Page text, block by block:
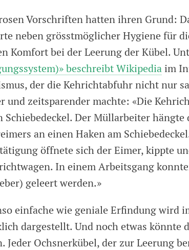
Vorschriften hatten ihren Grund:
neben grösstmöglicher Hygiene für
Komfort bei der Leerung der Kübel.
beschreibt Wikipedia im
der die Kehrichtabfuhr nicht nur
und zeitsparender machte: «Die
Schiebedeckel. Der Müllarbeiter hängte
an einen Haken am
öffnete sich der Eimer, kippte
In einem Arbeitsgang
geleert werden.»
einfache wie geniale Erfindung wird
dargestellt. Und noch etwas könnte
Jeder Ochsnerkübel, der zur Leerung